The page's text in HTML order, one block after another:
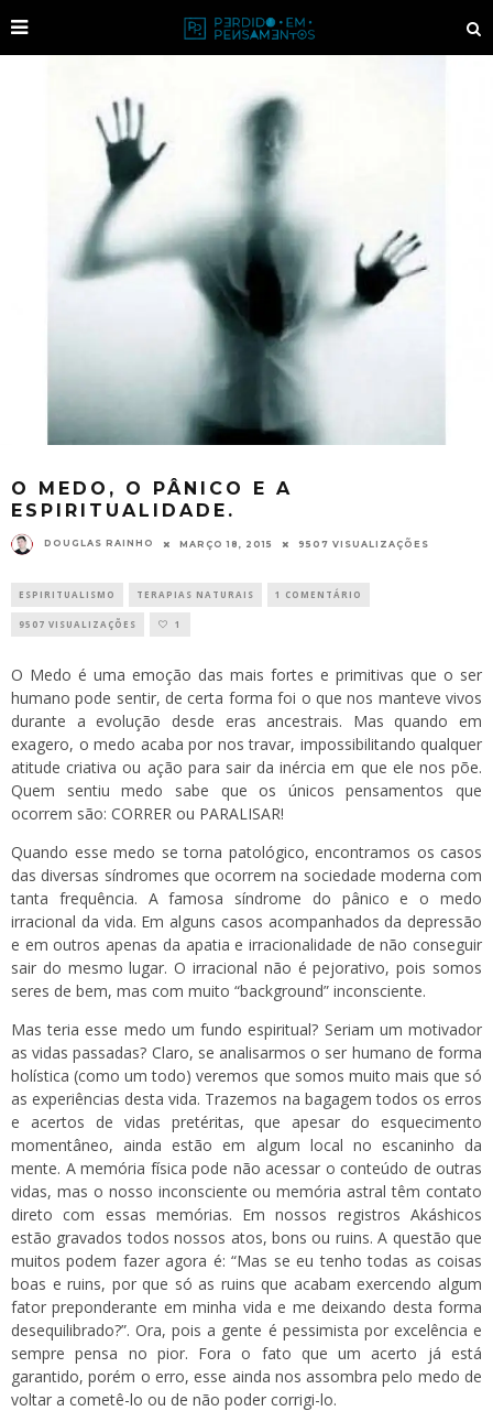
O MEDO, O PÂNICO E A
ESPIRITUALIDADE.
DOUGLAS RAINHO MARÇO 18, 2015 9507 VISUALIZAÇÕES
ESPIRITUALISMO TERAPIAS NATURAIS 1 COMENTÁRIO
9507 VISUALIZAÇÕES 1
O Medo é uma emoção das mais fortes e primitivas que o ser
humano pode sentir, de certa forma foi o que nos manteve vivos
durante a evolução desde eras ancestrais. Mas quando em
exagero, o medo acaba por nos travar, impossibilitando qualquer
atitude criativa ou ação para sair da inércia em que ele nos põe.
Quem sentiu medo sabe que os únicos pensamentos que
ocorrem são: CORRER ou PARALISAR!
Quando esse medo se torna patológico, encontramos os casos
das diversas síndromes que ocorrem na sociedade moderna com
tanta frequência. A famosa síndrome do pânico e o medo
irracional da vida. Em alguns casos acompanhados da depressão
e em outros apenas da apatia e irracionalidade de não conseguir
sair do mesmo lugar. O irracional não é pejorativo, pois somos
seres de bem, mas com muito “background” inconsciente.
Mas teria esse medo um fundo espiritual? Seriam um motivador
as vidas passadas? Claro, se analisarmos o ser humano de forma
holística (como um todo) veremos que somos muito mais que só
as experiências desta vida. Trazemos na bagagem todos os erros
e acertos de vidas pretéritas, que apesar do esquecimento
momentâneo, ainda estão em algum local no escaninho da
mente. A memória física pode não acessar o conteúdo de outras
vidas, mas o nosso inconsciente ou memória astral têm contato
direto com essas memórias. Em nossos registros Akáshicos
estão gravados todos nossos atos, bons ou ruins. A questão que
muitos podem fazer agora é: “Mas se eu tenho todas as coisas
boas e ruins, por que só as ruins que acabam exercendo algum
fator preponderante em minha vida e me deixando desta forma
desequilibrado?”. Ora, pois a gente é pessimista por excelência e
sempre pensa no pior. Fora o fato que um acerto já está
garantido, porém o erro, esse ainda nos assombra pelo medo de
voltar a cometê-lo ou de não poder corrigi-lo.